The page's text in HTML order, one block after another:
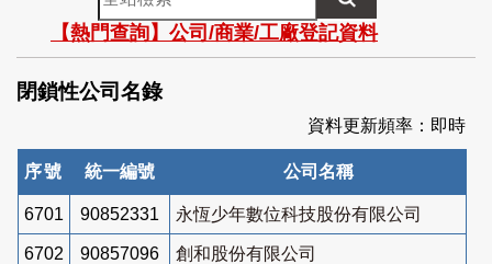
站
檢
索
【熱門查詢】公司/商業/工廠登記資料
閉鎖性公司名錄
資料更新頻率：即時
序號 統一編號 公司名稱
6701 90852331 永恆少年數位科技股份有限公司
6702 90857096 創和股份有限公司